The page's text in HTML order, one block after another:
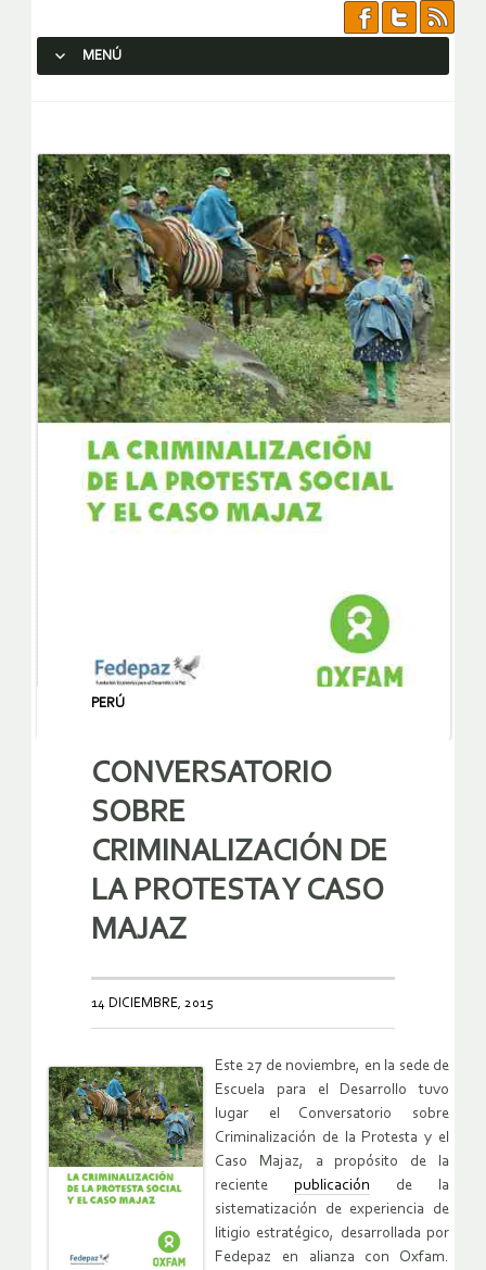
MENÚ
PERÚ
CONVERSATORIO
SOBRE
CRIMINALIZACIÓN DE
LA PROTESTA Y CASO
MAJAZ
14 DICIEMBRE, 2015
Este 27 de noviembre, en la sede de
Escuela para el Desarrollo tuvo
lugar el Conversatorio sobre
Criminalización de la Protesta y el
Caso Majaz, a propósito de la
reciente publicación de la
sistematización de experiencia de
litigio estratégico, desarrollada por
Fedepaz en alianza con Oxfam.